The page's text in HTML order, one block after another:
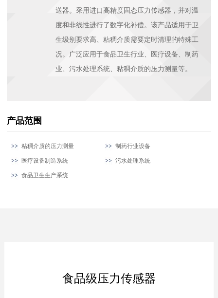
送器。采用进口高精度固态压力传感器，并对温
度和非线性进行了数字化补偿。该产品适用于卫
生级别要求高、粘稠介质需要定时清理的特殊工
况。广泛应用于食品卫生行业、医疗设备、制药
业、污水处理系统、粘稠介质的压力测量等。
产品范围
粘稠介质的压力测量 制药行业设备
医疗设备制造系统 污水处理系统
食品卫生生产系统
食品级压力传感器